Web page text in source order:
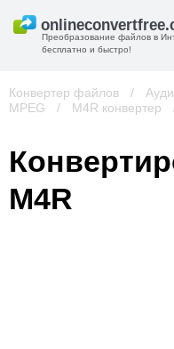
Преобразование файлов в
бесплатно и быстро!
Конвертер файлов /
MPEG
/ M4R конвертер
M4R